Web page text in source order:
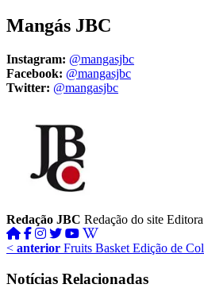
Mangás JBC
Instagram: @mangasjbc
Facebook: @mangasjbc
Twitter: @mangasjbc
Redação JBC Redação do site
< anterior Fruits Basket Edição de
Notícias Relacionadas